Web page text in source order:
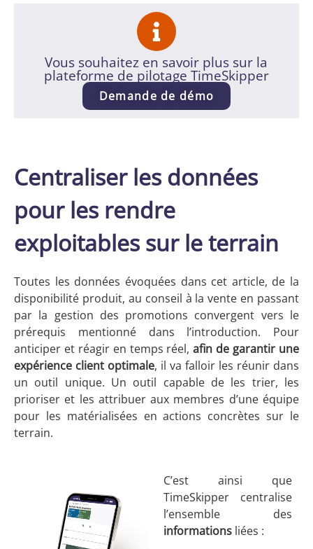
Vous souhaitez en savoir plus sur la
plateforme de pilotage TimeSkipper
Demande de démo
Centraliser les données
pour les rendre
exploitables sur le terrain
Toutes les données évoquées dans cet article, de la
disponibilité produit, au conseil à la vente en passant
par la gestion des promotions convergent vers le
prérequis mentionné dans l’introduction. Pour
anticiper et réagir en temps réel,afin de garantir une
expérience client optimale, il va falloir les réunir dans
un outil unique. Un outil capable de les trier, les
prioriser et les attribuer aux membres d’une équipe
pour les matérialisées en actions concrètes sur le
terrain.
C’est ainsi que
TimeSkipper centralise
l’ensemble des
informations liées :